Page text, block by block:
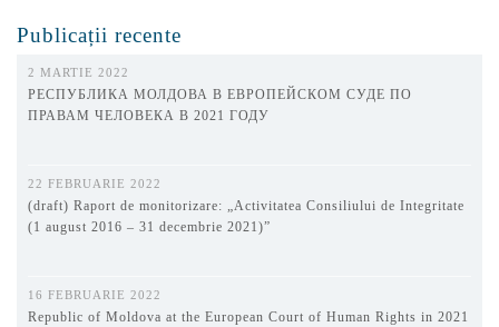
Publicații recente
2 MARTIE 2022
РЕСПУБЛИКА МОЛДОВА В ЕВРОПЕЙСКОМ СУДЕ ПО
ПРАВАМ ЧЕЛОВЕКА В 2021 ГОДУ
22 FEBRUARIE 2022
(draft) Raport de monitorizare: „Activitatea Consiliului de Integritate
(1 august 2016 – 31 decembrie 2021)”
16 FEBRUARIE 2022
Republic of Moldova at the European Court of Human Rights in 2021